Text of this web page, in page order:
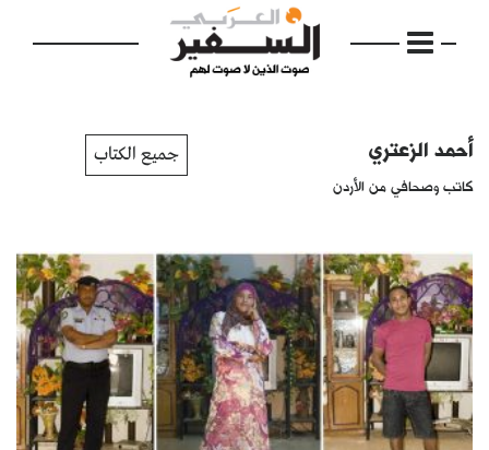
مواضيع
إفتتاحية
فكرة
دفاتر
أحمد الزعتري
كاتب وصحافي من الأردن
جميع الكتاب